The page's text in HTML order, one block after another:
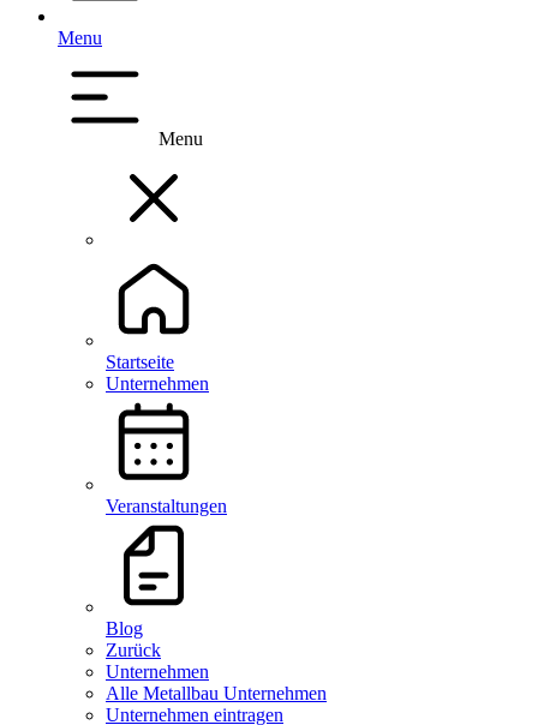
Menu
Menu
Startseite
Unternehmen
Veranstaltungen
Blog
Zurück
Unternehmen
Alle Metallbau Unternehmen
Unternehmen eintragen